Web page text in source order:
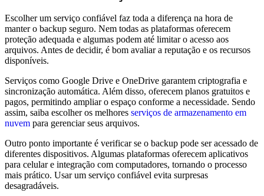
Escolher um serviço confiável faz toda a diferença na hora de
manter o backup seguro. Nem todas as plataformas oferecem
proteção adequada e algumas podem até limitar o acesso aos
arquivos. Antes de decidir, é bom avaliar a reputação e os recursos
disponíveis.
Serviços como Google Drive e OneDrive garantem criptografia e
sincronização automática. Além disso, oferecem planos gratuitos e
pagos, permitindo ampliar o espaço conforme a necessidade. Sendo
assim, saiba escolher os melhores serviços de armazenamento em
nuvem para gerenciar seus arquivos.
Outro ponto importante é verificar se o backup pode ser acessado de
diferentes dispositivos. Algumas plataformas oferecem aplicativos
para celular e integração com computadores, tornando o processo
mais prático. Usar um serviço confiável evita surpresas
desagradáveis.